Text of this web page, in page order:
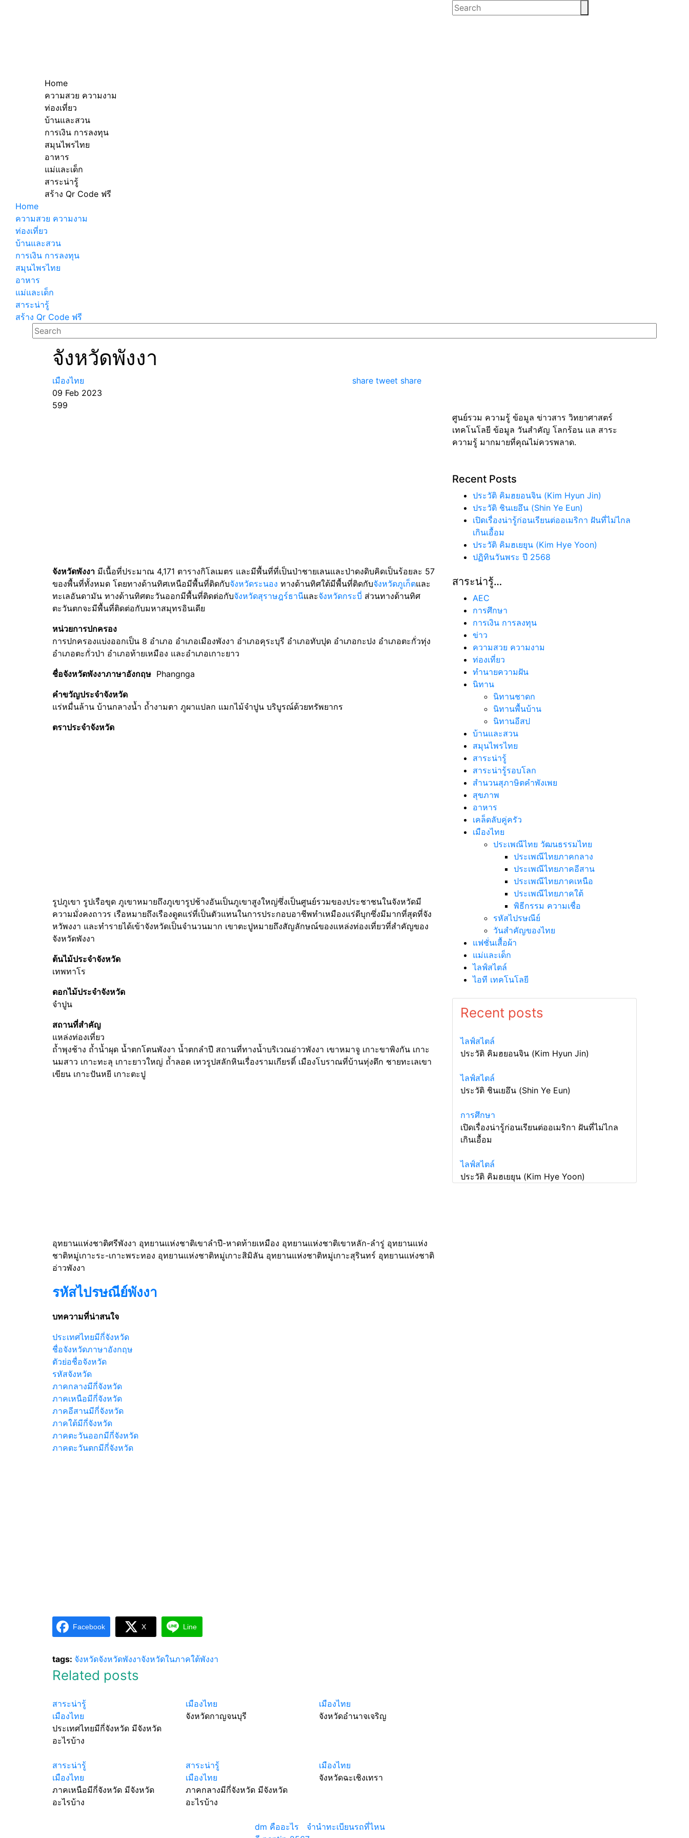
Home
ความสวย ความงาม
ท่องเที่ยว
บ้านและสวน
การเงิน การลงทุน
สมุนไพรไทย
อาหาร
แม่และเด็ก
สาระน่ารู้
สร้าง Qr Code ฟรี
Home
ความสวย ความงาม
ท่องเที่ยว
บ้านและสวน
การเงิน การลงทุน
สมุนไพรไทย
อาหาร
แม่และเด็ก
สาระน่ารู้
สร้าง Qr Code ฟรี
จังหวัดพังงา
เมืองไทย
09 Feb 2023
599
share tweet share
จังหวัดพังงา มีเนื้อที่ประมาณ 4,171 ตารางกิโลเมตร และมีพื้นที่ที่เป็นป่าชายเลนและป่าดงดิบคิดเป็นร้อยละ 57
ของพื้นที่ทั้งหมด โดยทางด้านทิศเหนือมีพื้นที่ติดกับจังหวัดระนอง ทางด้านทิศใต้มีพื้นที่ติดกับจังหวัดภูเก็ตและ
ทะเลอันดามัน ทางด้านทิศตะวันออกมีพื้นที่ติดต่อกับจังหวัดสุราษฎร์ธานีและจังหวัดกระบี่ ส่วนทางด้านทิศ
ตะวันตกจะมีพื้นที่ติดต่อกับมหาสมุทรอินเดีย
หน่วยการปกครอง
การปกครองแบ่งออกเป็น 8 อำเภอ อำเภอเมืองพังงา อำเภอคุระบุรี อำเภอทับปุด อำเภอกะปง อำเภอตะกั่วทุ่ง
อำเภอตะกั่วป่า อำเภอท้ายเหมือง และอำเภอเกาะยาว
ชื่อจังหวัดพังงาภาษาอังกฤษ Phangnga
คำขวัญประจำจังหวัด
แร่หมื่นล้าน บ้านกลางน้ำ ถ้ำงามตา ภูผาแปลก แมกไม้จำปูน บริบูรณ์ด้วยทรัพยากร
ตราประจำจังหวัด
รูปภูเขา รูปเรือขุด ภูเขาหมายถึงภูเขารูปช้างอันเป็นภูเขาสูงใหญ่ซึ่งเป็นศูนย์รวมของประชาชนในจังหวัดมี
ความมั่งคงถาวร เรือหมายถึงเรืองดูดแร่ที่เป็นตัวแทนในการประกอบอาชีพทำเหมืองแร่ดีบุกซึ่งมีมากที่สุดที่จัง
หวัพงงา และทำรายได้เข้าจังหวัดเป็นจำนวนมาก เขาตะปูหมายถึงสัญลักษณ์ของแหล่งท่องเที่ยวที่สำคัญของ
จังหวัดพังงา
ต้นไม้ประจำจังหวัด
เทพทาโร
ดอกไม้ประจำจังหวัด
จำปูน
สถานที่สำคัญ
แหล่งท่องเที่ยว
ถ้ำพุงช้าง ถ้ำน้ำผุด น้ำตกโตนพังงา น้ำตกลำปี สถานที่ทางน้ำบริเวณอ่าวพังงา เขาหมาจู เกาะขาพิงกัน เกาะ
นมสาว เกาะทะลุ เกาะยาวใหญ่ ถ้ำลอด เทวรูปสลักหินเรื่องรามเกียรติ์ เมืองโบราณที่บ้านทุ่งตึก ชายทะเลเขา
เขียน เกาะปันหยี เกาะตะปู
อุทยานแห่งชาติศรีพังงา อุทยานแห่งชาติเขาลำปี-หาดท้ายเหมือง อุทยานแห่งชาติเขาหลัก-ลำรู่ อุทยานแห่ง
ชาติหมู่เกาะระ-เกาะพระทอง อุทยานแห่งชาติหมู่เกาะสิมิลัน อุทยานแห่งชาติหมู่เกาะสุรินทร์ อุทยานแห่งชาติ
อ่าวพังงา
รหัสไปรษณีย์พังงา
บทความที่น่าสนใจ
ประเทศไทยมีกี่จังหวัด
ชื่อจังหวัดภาษาอังกฤษ
ตัวย่อชื่อจังหวัด
รหัสจังหวัด
ภาคกลางมีกี่จังหวัด
ภาคเหนือมีกี่จังหวัด
ภาคอีสานมีกี่จังหวัด
ภาคใต้มีกี่จังหวัด
ภาคตะวันออกมีกี่จังหวัด
ภาคตะวันตกมีกี่จังหวัด
Facebook X Line
tags: จังหวัดจังหวัดพังงาจังหวัดในภาคใต้พังงา
Related posts
สาระน่ารู้
เมืองไทย
ประเทศไทยมีกี่จังหวัด มีจังหวัด
อะไรบ้าง
เมืองไทย
จังหวัดกาญจนบุรี
เมืองไทย
จังหวัดอำนาจเจริญ
สาระน่ารู้
เมืองไทย
ภาคเหนือมีกี่จังหวัด มีจังหวัด
อะไรบ้าง
สาระน่ารู้
เมืองไทย
ภาคกลางมีกี่จังหวัด มีจังหวัด
อะไรบ้าง
เมืองไทย
จังหวัดฉะเชิงเทรา
ศูนย์รวม ความรู้ ข้อมูล ข่าวสาร วิทยาศาสตร์
เทคโนโลยี ข้อมูล วันสำคัญ โลกร้อน แล สาระ
ความรู้ มากมายที่คุณไม่ควรพลาด.
Recent Posts
ประวัติ คิมฮยอนจิน (Kim Hyun Jin)
ประวัติ ชินเยอึน (Shin Ye Eun)
เปิดเรื่องน่ารู้ก่อนเรียนต่ออเมริกา ฝันที่ไม่ไกล
เกินเอื้อม
ประวัติ คิมฮเยยุน (Kim Hye Yoon)
ปฏิทินวันพระ ปี 2568
สาระน่ารู้…
AEC
การศึกษา
การเงิน การลงทุน
ข่าว
ความสวย ความงาม
ท่องเที่ยว
ทํานายความฝัน
นิทาน
นิทานชาดก
นิทานพื้นบ้าน
นิทานอีสป
บ้านและสวน
สมุนไพรไทย
สาระน่ารู้
สาระน่ารู้รอบโลก
สำนวนสุภาษิตคำพังเพย
สุขภาพ
อาหาร
เคล็ดลับคู่ครัว
เมืองไทย
ประเพณีไทย วัฒนธรรมไทย
ประเพณีไทยภาคกลาง
ประเพณีไทยภาคอีสาน
ประเพณีไทยภาคเหนือ
ประเพณีไทยภาคใต้
พิธีกรรม ความเชื่อ
รหัสไปรษณีย์
วันสำคัญของไทย
แฟชั่นเสื้อผ้า
แม่และเด็ก
ไลฟ์สไตล์
ไอที เทคโนโลยี
Recent posts
ไลฟ์สไตล์
ประวัติ คิมฮยอนจิน (Kim Hyun Jin)
ไลฟ์สไตล์
ประวัติ ชินเยอึน (Shin Ye Eun)
การศึกษา
เปิดเรื่องน่ารู้ก่อนเรียนต่ออเมริกา ฝันที่ไม่ไกล
เกินเอื้อม
ไลฟ์สไตล์
ประวัติ คิมฮเยยุน (Kim Hye Yoon)
dm คืออะไร
จํานําทะเบียนรถที่ไหน